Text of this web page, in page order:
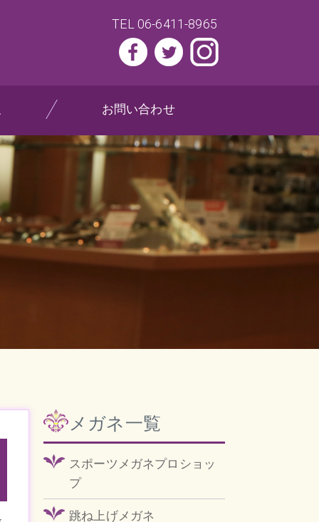
TEL 06-6411-8965
お問い合わせ
メガネ一覧
スポーツメガネプロショッ
プ
跳ね上げメガネ